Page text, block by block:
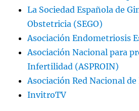
La Sociedad Española de
Obstetricia (SEGO)
Asociación Endometriosis
Asociación Nacional para
Infertilidad (ASPROIN)
Asociación Red Nacional
InvitroTV